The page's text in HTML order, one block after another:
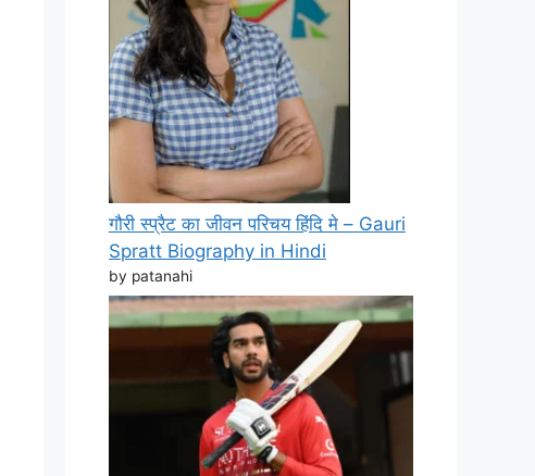
गौरी स्प्रैट का जीवन परिचय हिंदि मे – Gauri
Spratt Biography in Hindi
by patanahi